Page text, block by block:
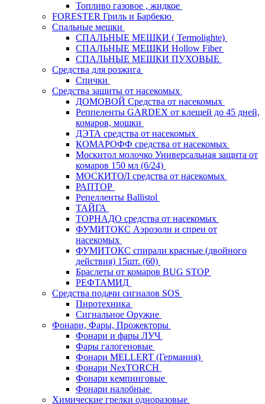
Топливо газовое , жидкое
FORESTER Гриль и Барбекю
Спальные мешки
СПАЛЬНЫЕ МЕШКИ ( Termolighte)
СПАЛЬНЫЕ МЕШКИ Hollow Fiber
СПАЛЬНЫЕ МЕШКИ ПУХОВЫЕ
Средства для розжига
Спички
Средства защиты от насекомых
ДОМОВОЙ Средства от насекомых
Реппеленты GARDEX от клещей до 45 дней,
комаров, мошки
ДЭТА средства от насекомых
КОМАРОФФ средства от насекомых
Москитол молочко Универсальная защита от
комаров 150 мл (6/24)
МОСКИТОЛ средства от насекомых
РАПТОР
Репелленты Ballistol
ТАЙГА
ТОРНАДО средства от насекомых
ФУМИТОКС Аэрозоли и спреи от
насекомых
ФУМИТОКС спирали красные (двойного
действия) 15шт. (60)
Браслеты от комаров BUG STOP
РЕФТАМИД
Средства подачи сигналов SOS
Пиротехника
Сигнальное Оружие
Фонари, Фары, Прожекторы
Фонари и фары ЛУЧ
Фары галогеновые
Фонари MELLERT (Германия)
Фонари NexTORCH
Фонари кемпинговые
Фонари налобные
Химические грелки одноразовые